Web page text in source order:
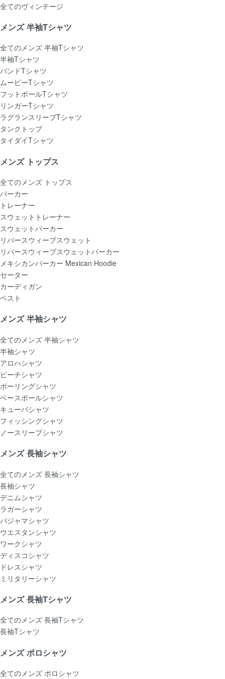
全てのヴィンテージ
メンズ 半袖Tシャツ
全てのメンズ 半袖Tシャツ
半袖Tシャツ
バンドTシャツ
ムービーTシャツ
フットボールTシャツ
リンガーTシャツ
ラグランスリーブTシャツ
タンクトップ
タイダイTシャツ
メンズ トップス
全てのメンズ トップス
パーカー
トレーナー
スウェットトレーナー
スウェットパーカー
リバースウィーブスウェット
リバースウィーブスウェットパーカー
メキシカンパーカー Mexican Hoodie
セーター
カーディガン
ベスト
メンズ 半袖シャツ
全てのメンズ 半袖シャツ
半袖シャツ
アロハシャツ
ビーチシャツ
ボーリングシャツ
ベースボールシャツ
キューバシャツ
フィッシングシャツ
ノースリーブシャツ
メンズ 長袖シャツ
全てのメンズ 長袖シャツ
長袖シャツ
デニムシャツ
ラガーシャツ
パジャマシャツ
ウエスタンシャツ
ワークシャツ
ディスコシャツ
ドレスシャツ
ミリタリーシャツ
メンズ 長袖Tシャツ
全てのメンズ 長袖Tシャツ
長袖Tシャツ
メンズ ポロシャツ
全てのメンズ ポロシャツ